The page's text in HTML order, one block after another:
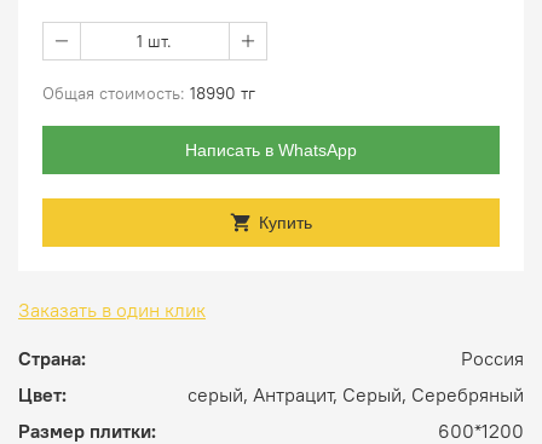
1 шт.
Общая стоимость: 18990 тг
Написать в WhatsApp
Купить
Заказать в один клик
Страна:
Россия
Цвет:
серый, Антрацит, Серый, Серебряный
Размер плитки:
600*1200